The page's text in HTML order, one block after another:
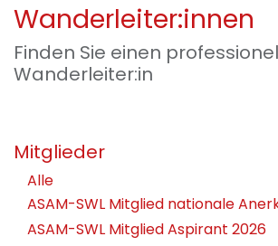
Wanderleiter:innen
Finden Sie einen
Wanderleiter:in
Mitglieder
Alle
ASAM-SWL Mitglied nationale
ASAM-SWL Mitglied Aspirant 2026